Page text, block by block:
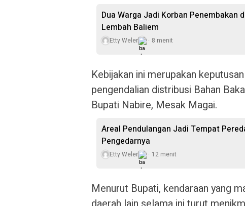
Dua Warga Jadi Korban Penembakan
Lembah Baliem
Etty Weler 8 menit
Kebijakan ini merupakan
pengendalian distribusi Bahan
Bupati Nabire, Mesak Magai.
Areal Pendulangan Jadi Tempat
Pengedarnya
Etty Weler 12 menit
Menurut Bupati, kendaraan yang